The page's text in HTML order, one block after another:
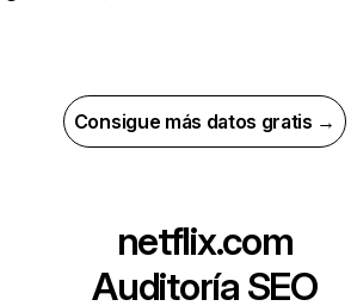
Consigue más datos gratis →
netflix.com
Auditoría SEO